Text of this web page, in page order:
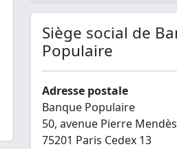
Siège social de
Populaire
Adresse postale
Banque Populaire
50, avenue Pierre
75201 Paris Cedex 13